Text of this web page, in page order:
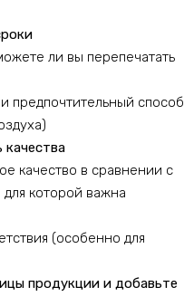
ли вы перепечатать
предпочтительный способ
качества
качество в сравнении с
которой важна
(особенно для
продукции и добавьте